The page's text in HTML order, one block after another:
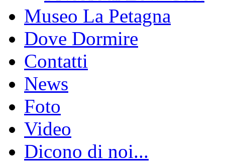
Museo La Petagna
Dove Dormire
Contatti
News
Foto
Video
Dicono di noi...